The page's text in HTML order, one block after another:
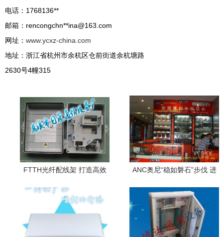
电话：1768136**
邮箱：rencongchn**ina@163.com
网址： www.ycxz-china.com
地址：浙江省杭州市余杭区仓前街道余杭塘路
2630号4幢315
FTTH光纤配线架 打造高效
溪市日晟通信设备厂
ANC奥尼“稳如磐石”步伐 进
兼施打造生态闭环